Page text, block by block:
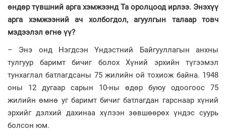
өндөр түвшний арга хэмжээнд Та оролцоод ирлээ. Энэхүү
арга хэмжээний ач холбогдол, агуулгын талаар товч
мэдээлэл өгнө үү?
– Энэ онд Нэгдсэн Үндэстний Байгууллагын анхны
тулгуур баримт бичиг болох Хүний эрхийн түгээмэл
тунхаглал батлагдсаны 75 жилийн ой тохиож байна. 1948
оны 12 дугаар сарын 10-ны өдөр буюу одоогоос 75
жилийн өмнө уг баримт бичиг батлагдан гарснаар хүний
эрхийг дэлхий дахинаа хүлээн зөвшөөрөх үндэс суурь
болсон юм.